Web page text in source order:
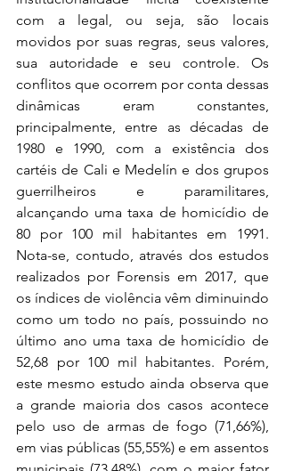
com a legal, ou seja, são locais
movidos por suas regras, seus valores,
sua autoridade e seu controle. Os
conflitos que ocorrem por conta dessas
dinâmicas eram constantes,
principalmente, entre as décadas de
1980 e 1990, com a existência dos
cartéis de Cali e Medelín e dos grupos
guerrilheiros e paramilitares,
alcançando uma taxa de homicídio de
80 por 100 mil habitantes em 1991.
Nota-se, contudo, através dos estudos
realizados por Forensis em 2017, que
os índices de violência vêm diminuindo
como um todo no país, possuindo no
último ano uma taxa de homicídio de
52,68 por 100 mil habitantes. Porém,
este mesmo estudo ainda observa que
a grande maioria dos casos acontece
pelo uso de armas de fogo (71,66%),
em vias públicas (55,55%) e em assentos